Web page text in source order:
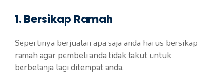
1. Bersikap Ramah
Sepertinya berjualan apa saja anda harus bersikap
ramah agar pembeli anda tidak takut untuk
berbelanja lagi ditempat anda.